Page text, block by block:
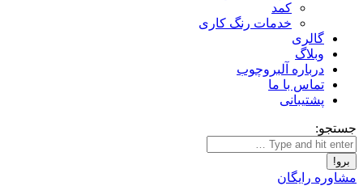
کمد
خدمات رنگ کاری
گالری
وبلاگ
درباره آلبروچوب
تماس با ما
پشتیبانی
جستجو:
مشاوره رایگان